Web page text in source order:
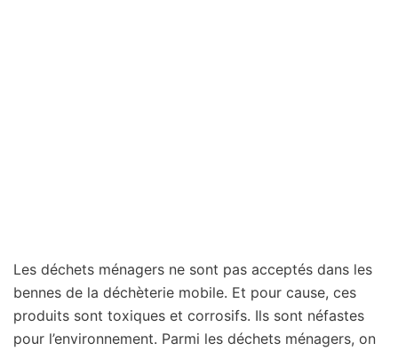
Les déchets ménagers ne sont pas acceptés dans les
bennes de la déchèterie mobile. Et pour cause, ces
produits sont toxiques et corrosifs. Ils sont néfastes
pour l’environnement. Parmi les déchets ménagers, on